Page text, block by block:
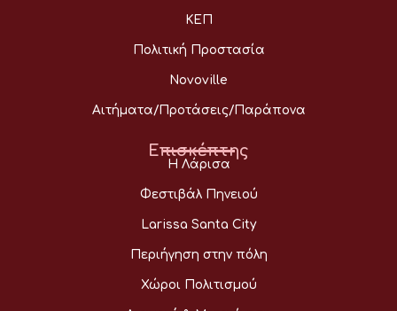
ΚΕΠ
Πολιτική Προστασία
Novoville
Αιτήματα/Προτάσεις/Παράπονα
Επισκέπτης
Η Λάρισα
Φεστιβάλ Πηνειού
Larissa Santa City
Περιήγηση στην πόλη
Χώροι Πολιτισμού